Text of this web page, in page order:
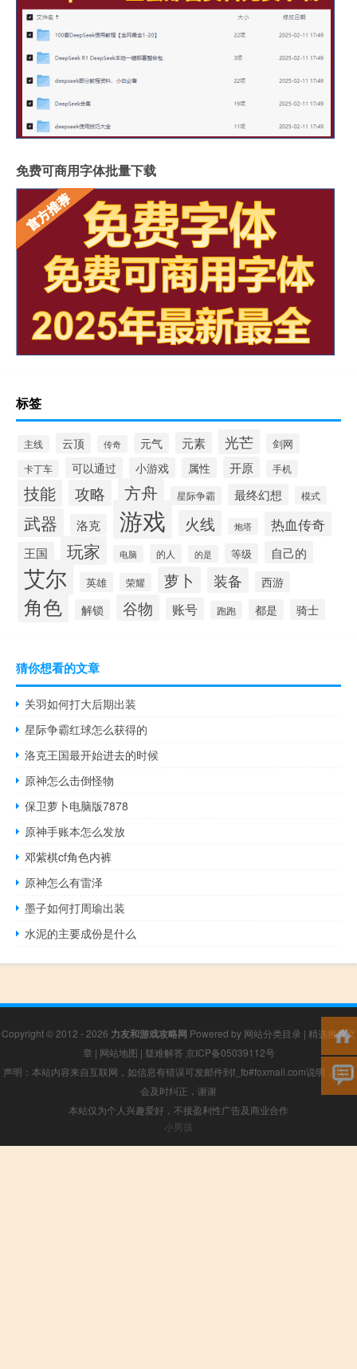
免费可商用字体批量下载
标签
主线 云顶 传奇 元气 元素 光芒 剑网
卡丁车 可以通过 小游戏 属性 开原 手机
技能 攻略 方舟 星际争霸 最终幻想 模式
武器 洛克 游戏 火线 炮塔 热血传奇
王国 玩家 电脑 的人 的是 等级 自己的
艾尔 英雄 荣耀 萝卜 装备 西游
角色 解锁 谷物 账号 跑跑 都是 骑士
猜你想看的文章
关羽如何打大后期出装
星际争霸红球怎么获得的
洛克王国最开始进去的时候
原神怎么击倒怪物
保卫萝卜电脑版7878
原神手账本怎么发放
邓紫棋cf角色内裤
原神怎么有雷泽
墨子如何打周瑜出装
水泥的主要成份是什么
Copyright © 2012 - 2026 力友和游戏攻略网 Powered by 网站分类目录 | 精选推荐文
章 | 网站地图 | 疑难解答 京ICP备05039112号
声明：本站内容来自互联网，如信息有错误可发邮件到f_fb#foxmail.com说明，我们
会及时纠正，谢谢
本站仅为个人兴趣爱好，不接盈利性广告及商业合作
小男孩